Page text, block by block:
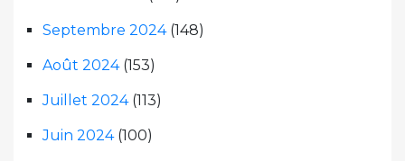
Septembre 2024(148)
Août 2024(153)
Juillet 2024(113)
Juin 2024(100)